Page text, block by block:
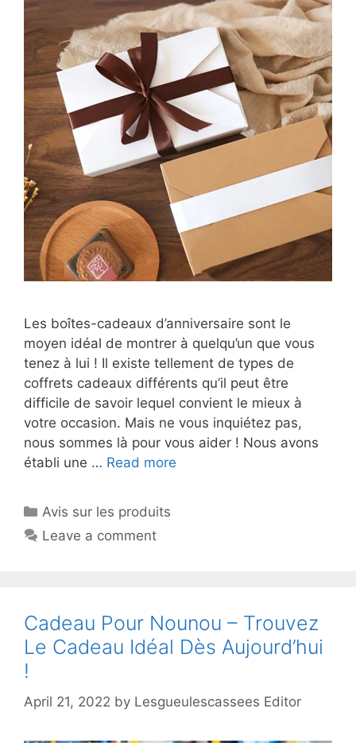
Les boîtes-cadeaux d’anniversaire sont le
moyen idéal de montrer à quelqu’un que vous
tenez à lui ! Il existe tellement de types de
coffrets cadeaux différents qu’il peut être
difficile de savoir lequel convient le mieux à
votre occasion. Mais ne vous inquiétez pas,
nous sommes là pour vous aider ! Nous avons
établi une … Read more
Avis sur les produits
Leave a comment
Cadeau Pour Nounou – Trouvez
Le Cadeau Idéal Dès Aujourd’hui
!
April 21, 2022 by Lesgueulescassees Editor